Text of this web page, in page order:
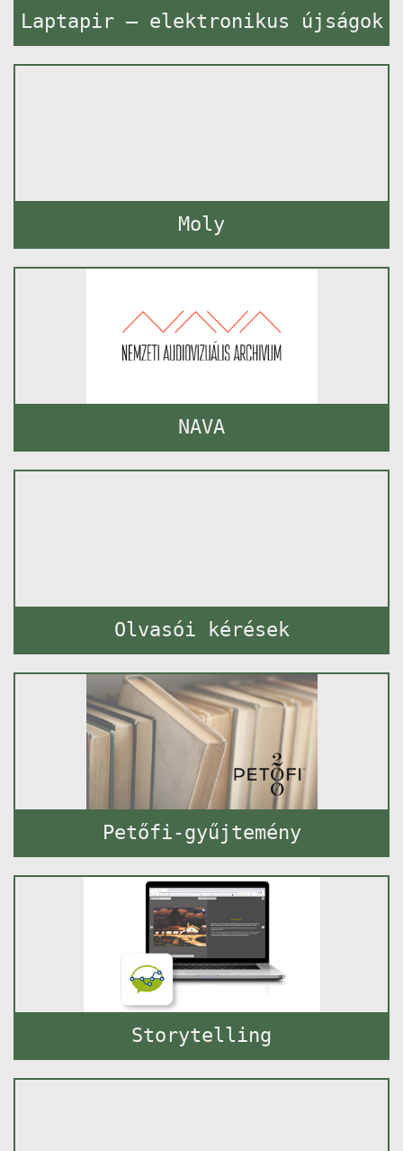
Laptapir – elektronikus újságok
Moly
NAVA
Olvasói kérések
Petőfi-gyűjtemény
Storytelling